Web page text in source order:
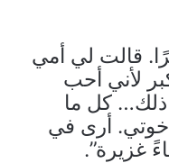
قالت لي أمي
لأني أحب
ذلك… كل ما
أرى في
غزيرة”.